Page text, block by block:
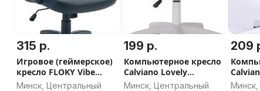
315 р.
Игровое (геймерское)
кресло FLOKY Vibe
Suede Black
Минск, Центральный
199 р.
Компьютерное кресло
Calviano Lovely
(голубой)
Минск, Центральный
209